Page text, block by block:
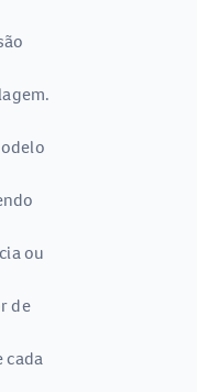
ou
de
cada